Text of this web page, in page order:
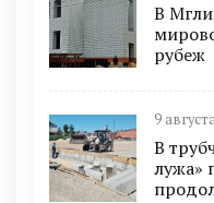
В
рубеж
9
В
лужа»